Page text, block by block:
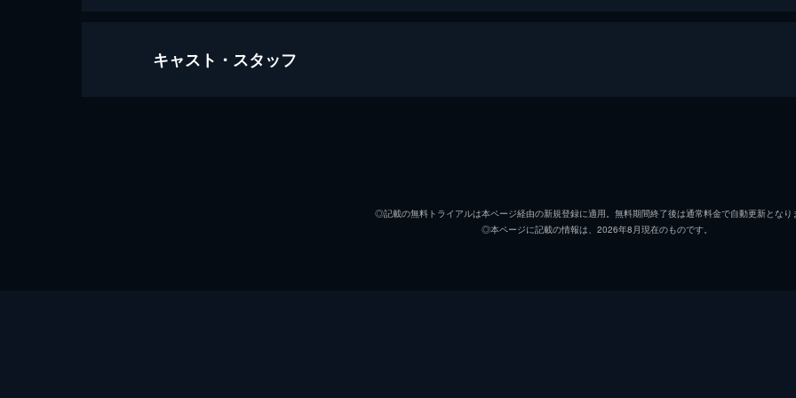
おとなの恋は、まわり道
キャスト・スタッフ
◎記載の無料トライアルは本ページ経由の新規登録に適用。無料期間終了後は通常料金で自動更新となり
◎本ページに記載の情報は、2026年8月現在のものです。